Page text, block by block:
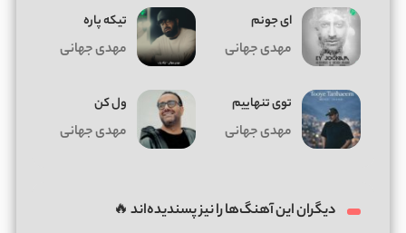
ای جونم
مهدی جهانی
تیکه پاره
مهدی جهانی
توی تنهاییم
مهدی جهانی
ول کن
مهدی جهانی
دیگران این آهنگ‌ها را نیز پسندیده‌اند 🔥